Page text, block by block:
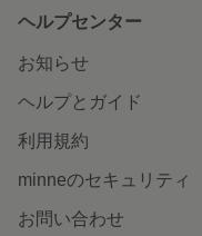
ヘルプセンター
お知らせ
ヘルプとガイド
利用規約
minneのセキュリティ
お問い合わせ